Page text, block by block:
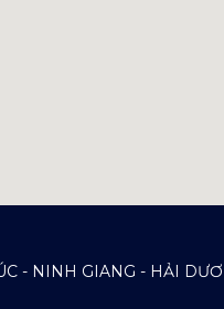
- NINH GIANG - HẢI